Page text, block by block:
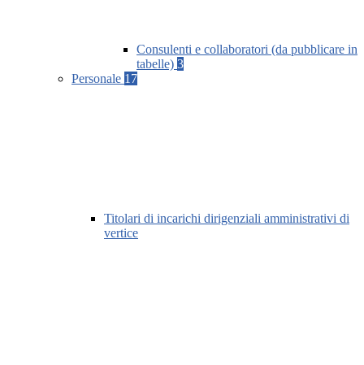
Consulenti e collaboratori (da pubblicare in
tabelle) 3
Personale 17
Titolari di incarichi dirigenziali amministrativi di
vertice